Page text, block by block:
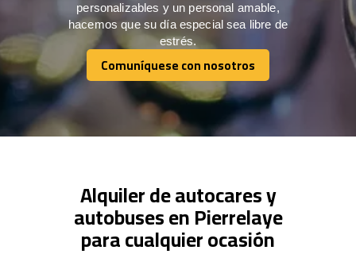
personalizables y un personal amable,
hacemos que su día especial sea libre de
estrés.
Comuníquese con nosotros
Comuníquese con nosotros
Alquiler de autocares y
autobuses en Pierrelaye
para cualquier ocasión